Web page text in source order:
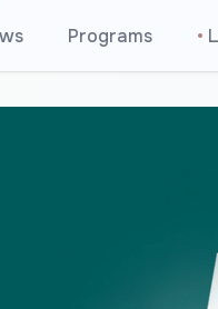
Programs •